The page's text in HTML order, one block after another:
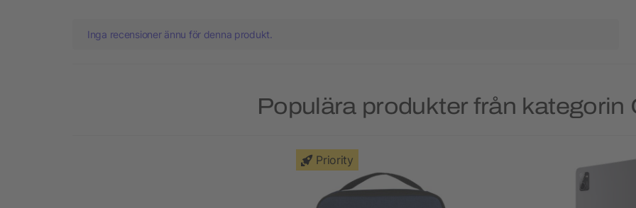
Inga recensioner ännu för denna produkt.
Populära produkter från kategorin
Priority